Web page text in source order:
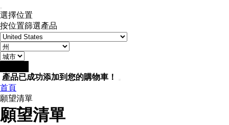
選擇位置
按位置篩選產品
產品已成功添加到您的購物車！
首頁
願望清單
願望清單